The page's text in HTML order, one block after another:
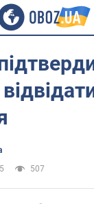
507